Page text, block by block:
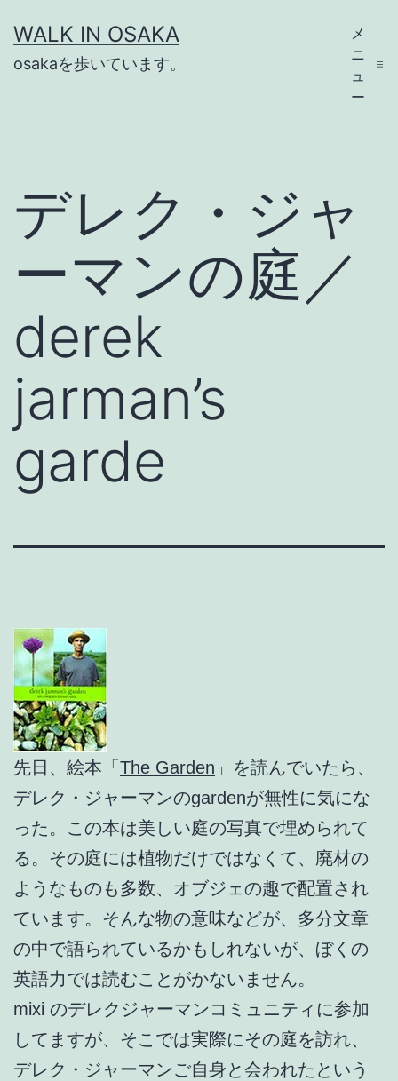
ン
テ
WALK IN OSAKA
osakaを歩いています。
メ
ニ
ュ
ー
デレク・ジャ
ーマンの庭／
derek
jarman’s
garde
先日、絵本「The Garden 」を読んでいたら、
デレク・ジャーマンのgardenが無性に気にな
った。この本は美しい庭の写真で埋められて
る。その庭には植物だけではなくて、廃材の
ようなものも多数、オブジェの趣で配置され
ています。そんな物の意味などが、多分文章
の中で語られているかもしれないが、ぼくの
英語力では読むことがかないません。
mixi のデレクジャーマンコミュニティに参加
してますが、そこでは実際にその庭を訪れ、
デレク・ジャーマンご自身と会われたという